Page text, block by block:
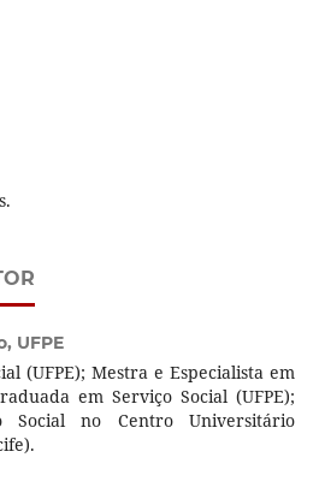
UFPE
(UFPE); Mestra e Especialista em
em Serviço Social (UFPE);
Social no Centro Universitário